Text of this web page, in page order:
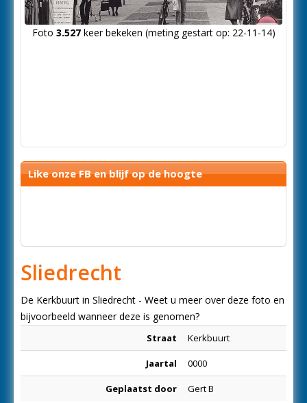
Foto 3.527keer bekeken (meting gestart op: 22-11-14)
Like onze FB en blijf op de hoogte
Sliedrecht
De Kerkbuurt in Sliedrecht - Weet u meer over deze foto en
bijvoorbeeld wanneer deze is genomen?
Straat Kerkbuurt
Jaartal 0000
Geplaatst door Gert B